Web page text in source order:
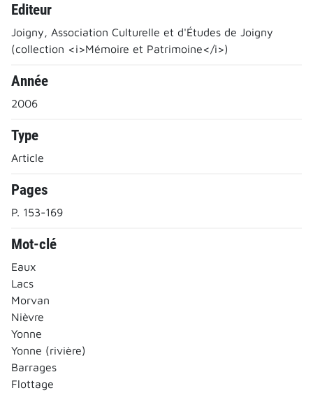
Editeur
Joigny, Association Culturelle et d'Études de Joigny
(collection <i>Mémoire et Patrimoine</i>)
Année
2006
Type
Article
Pages
P. 153-169
Mot-clé
Eaux
Lacs
Morvan
Nièvre
Yonne
Yonne (rivière)
Barrages
Flottage